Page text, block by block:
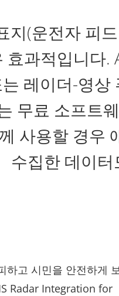
지(운전자 피
효과적입니다
레이더-영
무료 소프트
사용할 경우
수집한 데이
하고 시민을 안전하게
Radar Integration for